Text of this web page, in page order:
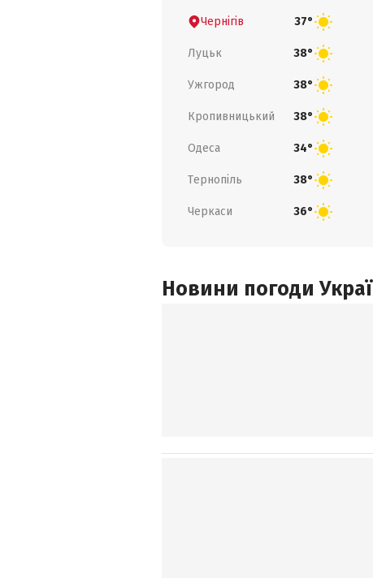
Чернігів 37°
Луцьк 38°
Ужгород 38°
Кропивницький 38°
Одеса 34°
Тернопіль 38°
Черкаси 36°
Новини погоди